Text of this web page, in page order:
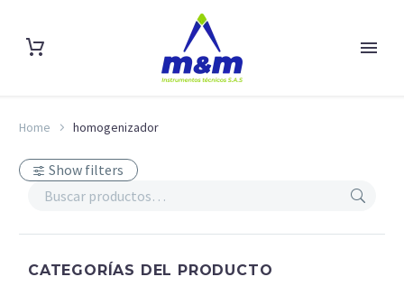
Home homogenizador
Show filters
CATEGORÍAS DEL PRODUCTO